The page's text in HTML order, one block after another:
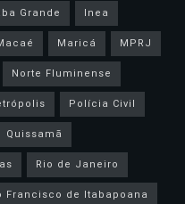
Grande
Inea
Maricá
MPRJ
Norte Fluminense
Polícia Civil
Quissamã
Rio de Janeiro
Francisco de Itabapoana